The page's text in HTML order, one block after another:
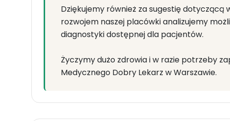
Dziękujemy również za sugestię dotyczącą
rozwojem naszej placówki analizujemy
diagnostyki dostępnej dla pacjentów.
Życzymy dużo zdrowia i w razie potrzeby
Medycznego Dobry Lekarz w Warszawie.